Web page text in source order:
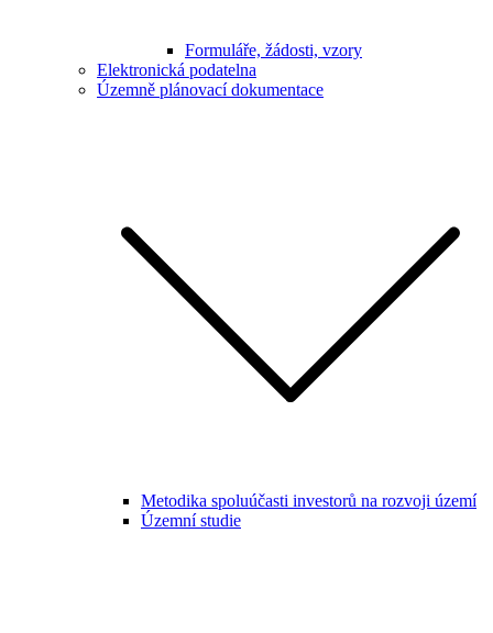
Formuláře, žádosti, vzory
Elektronická podatelna
Územně plánovací dokumentace
Metodika spoluúčasti investorů na rozvoji území
Územní studie